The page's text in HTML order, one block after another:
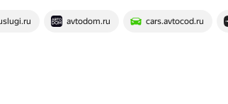
avtodom.ru cars.avtocod.ru